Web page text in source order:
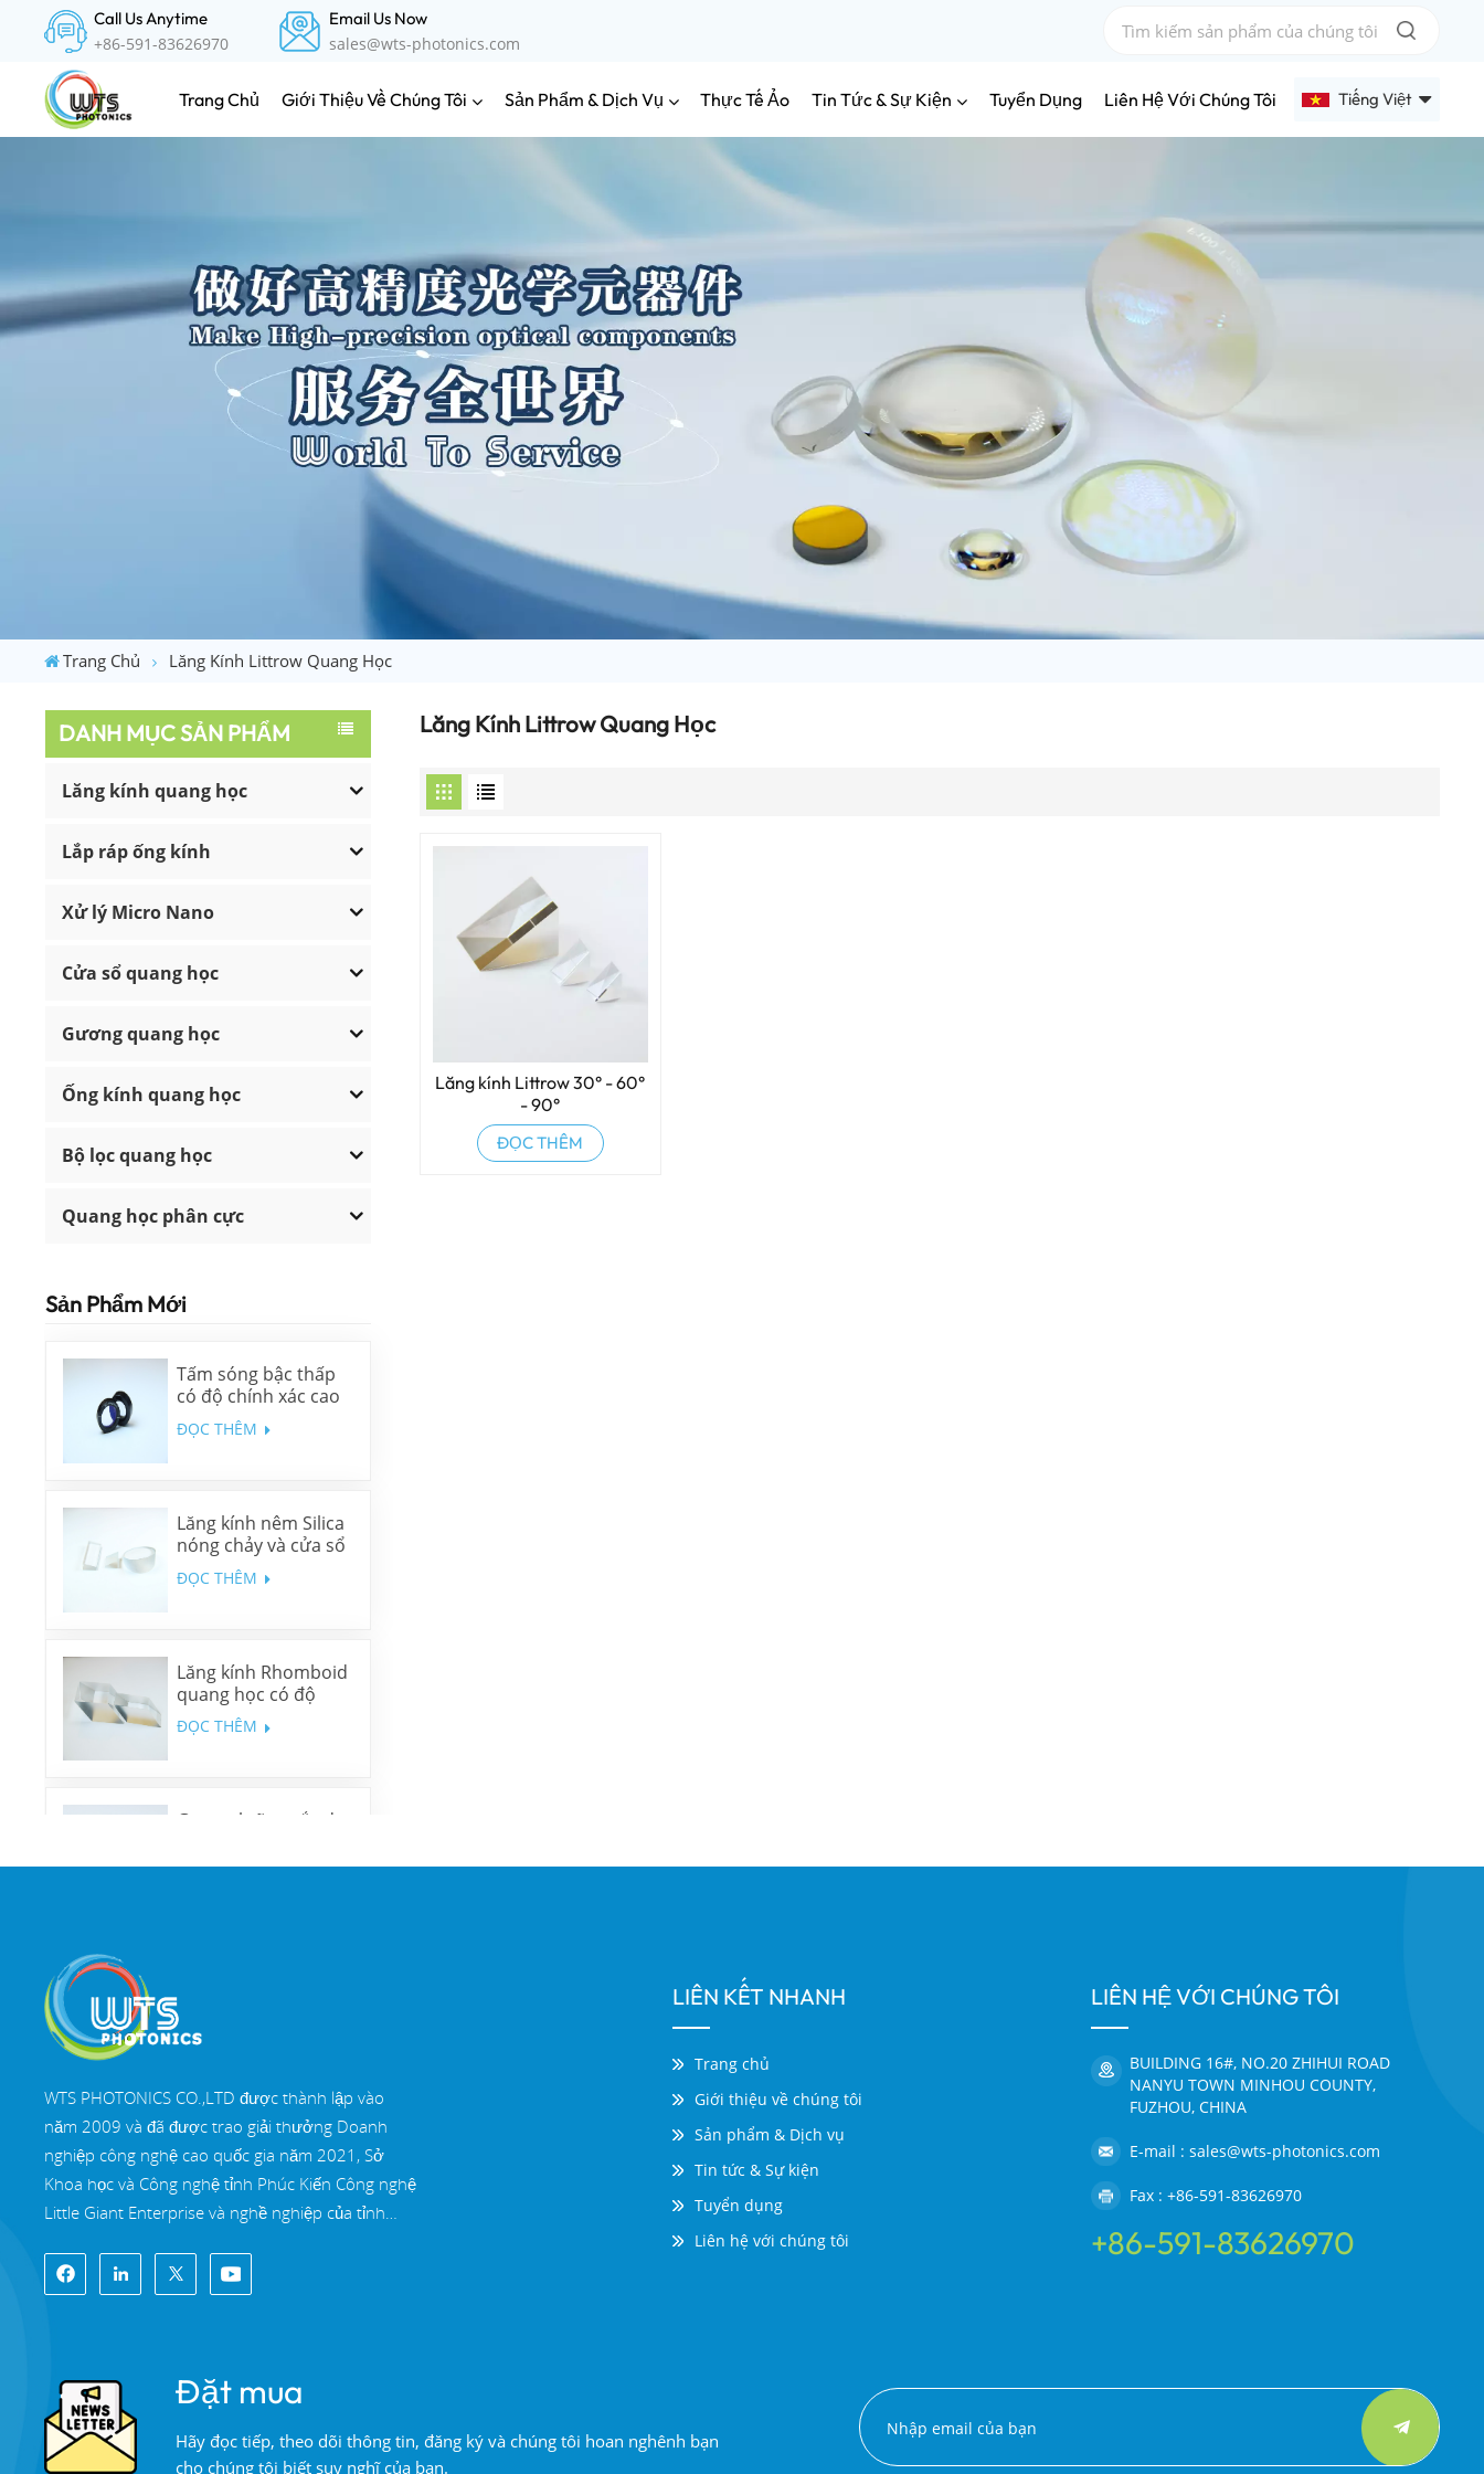
Call Us Anytime
+86-591-83626970
Email Us Now
sales@wts-photonics.com
Trang Chủ Giới Thiệu Về Chúng Tôi Sản Phẩm & Dịch Vụ Thực Tế Ảo Tin Tức & Sự Kiện Tuyển Dụng Liên Hệ Với Chúng Tôi Tiếng Việt
中文
Trang Chủ Lăng Kính Littrow Quang Học
DANH MỤC SẢN PHẨM
Lăng kính quang học
Lắp ráp ống kính
Xử lý Micro Nano
Cửa sổ quang học
Gương quang học
Ống kính quang học
Bộ lọc quang học
Quang học phân cực
Sản Phẩm Mới
Tấm sóng bậc thấp
có độ chính xác cao
ĐỌC THÊM
Lăng kính nêm Silica
nóng chảy và cửa sổ
nêm N-BK7
ĐỌC THÊM
Lăng kính Rhomboid
quang học có độ
chính xác cao
ĐỌC THÊM
Gương lưỡng sắc đa
Lăng Kính Littrow Quang Học
Lăng kính Littrow 30° - 60°
- 90°
ĐỌC THÊM
WTS PHOTONICS CO.,LTD được thành lập vào
năm 2009 và đã được trao giải thưởng Doanh
nghiệp công nghệ cao quốc gia năm 2021, Sở
Khoa học và Công nghệ tỉnh Phúc Kiến Công nghệ
Little Giant Enterprise và nghề nghiệp của tỉnh
hóa-đổi mới vào năm 2022. WTS định vị tại Thành
phố ven biển Đông Nam xinh đẹp, Phúc Châu,
chuẩn, một nhóm của đội ngũ kỹ thuật lành nghề
và một hệ thống xử lý quang học hoàn chỉnh, hệ
thống sơn phủ, hệ thống lắp ráp và hệ thống kiểm
LIÊN KẾT NHANH
Trang chủ
Giới thiệu về chúng tôi
Sản phẩm & Dịch vụ
Tin tức & Sự kiện
Tuyển dụng
Liên hệ với chúng tôi
LIÊN HỆ VỚI CHÚNG TÔI
BUILDING 16#, NO.20 ZHIHUI ROAD
NANYU TOWN MINHOU COUNTY,
FUZHOU, CHINA
E-mail : sales@wts-photonics.com
Fax : +86-591-83626970
+86-591-83626970
Đặt mua
Hãy đọc tiếp, theo dõi thông tin, đăng ký và chúng tôi hoan nghênh bạn
cho chúng tôi biết suy nghĩ của bạn.